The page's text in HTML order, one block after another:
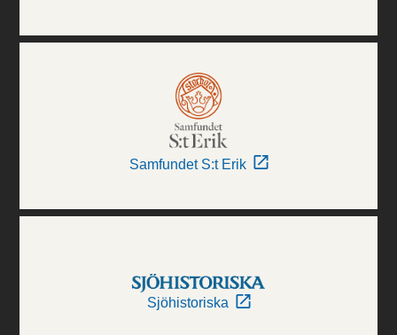
Samfundet S:t Erik
Sjöhistoriska